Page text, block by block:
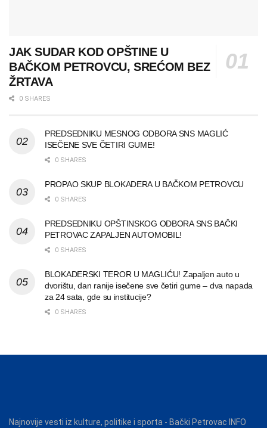
JAK SUDAR KOD OPŠTINE U
BAČKOM PETROVCU, SREĆOM BEZ
ŽRTAVA
0 SHARES
PREDSEDNIKU MESNOG ODBORA SNS MAGLIĆ
ISEČENE SVE ČETIRI GUME!
0 SHARES
PROPAO SKUP BLOKADERA U BAČKOM PETROVCU
0 SHARES
PREDSEDNIKU OPŠTINSKOG ODBORA SNS BAČKI
PETROVAC ZAPALJEN AUTOMOBIL!
0 SHARES
BLOKADERSKI TEROR U MAGLIĆU! Zapaljen auto u
dvorištu, dan ranije isečene sve četiri gume – dva napada
za 24 sata, gde su institucije?
0 SHARES
Najnovije vesti iz kulture, politike i sporta - Bački Petrovac INFO